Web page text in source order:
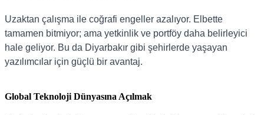
Uzaktan çalışma ile coğrafi engeller azalıyor. Elbette
tamamen bitmiyor; ama yetkinlik ve portföy daha belirleyici
hale geliyor. Bu da Diyarbakır gibi şehirlerde yaşayan
yazılımcılar için güçlü bir avantaj.
Global Teknoloji Dünyasına Açılmak